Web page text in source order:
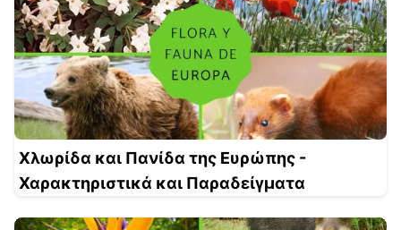
Χλωρίδα και Πανίδα της Ευρώπης -
Χαρακτηριστικά και Παραδείγματα